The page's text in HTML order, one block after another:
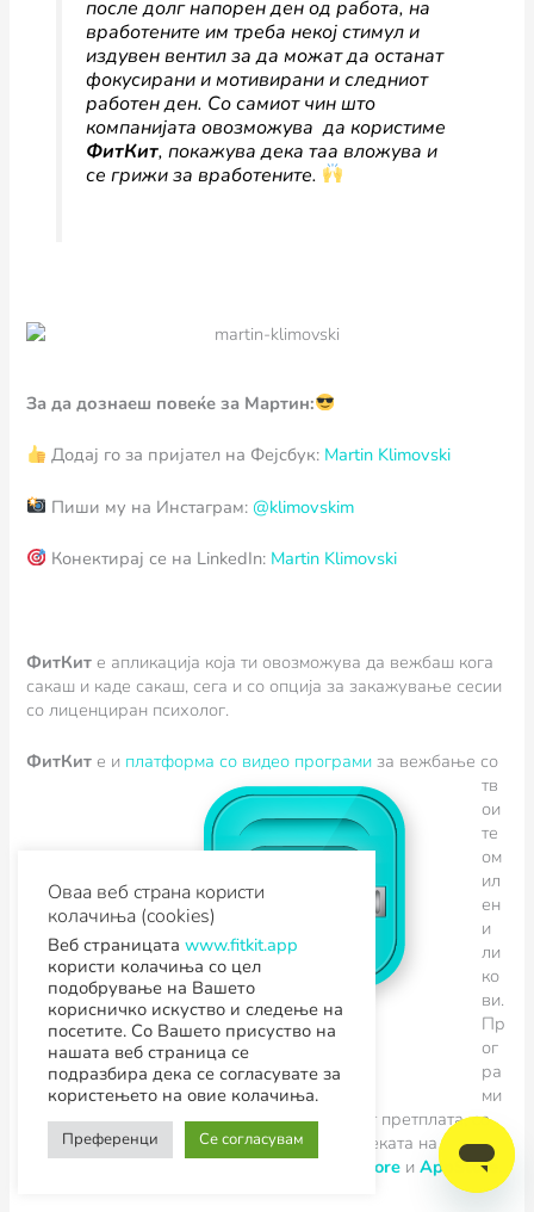
после долг напорен ден од работа, на
вработените им треба некој стимул и
издувен вентил за да можат да останат
фокусирани и мотивирани и следниот
работен ден. Со самиот чин што
компанијата овозможува да користиме
ФитКит, покажува дека таа вложува и
се грижи за вработените.
За да дознаеш повеќе за Мартин:
Додај го за пријател на Фејсбук: Martin Klimovski
Пиши му на Инстаграм: @klimovskim
Конектирај се на LinkedIn: Martin Klimovski
ФитКит e апликација која ти овозможува да вежбаш кога
сакаш и каде сакаш, сега и со опција за закажување сесии
со лиценциран психолог.
ФитКите и платформа со видео програми за вежбање со
тв
ои
те
ом
ил
ен
и
ли
ко
ви.
Пр
ог
ра
ми
те можеш да ги отклучиш со твојата ФитКит претплата, со
15 кредити, 990 денари, или преку видеотеката на
MaxTV.Апликацијата е достапна на PlayStore иAppStore
Оваа веб страна користи
колачиња (cookies)
Веб страницата www.fitkit.app
користи колачиња со цел
подобрување на Вашето
корисничко искуство и следење на
посетите. Со Вашето присуство на
нашата веб страница се
подразбира дека се согласувате за
користењето на овие колачиња.
Преференци Се согласувам